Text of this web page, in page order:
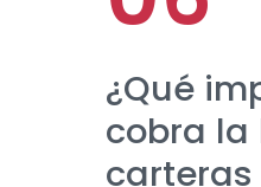
¿Qué
cobra la
carteras